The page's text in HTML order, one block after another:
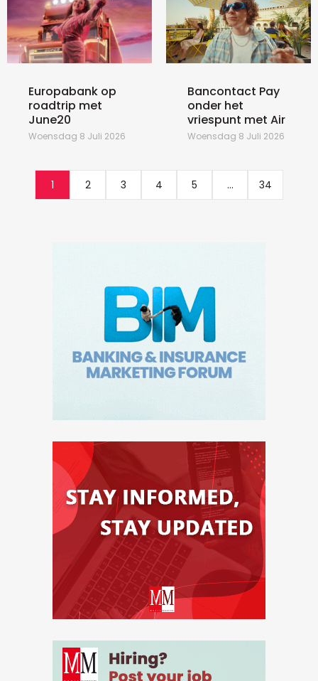
Europabank op
roadtrip met
June20
Woensdag 8 Juli 2026
Bancontact Pay
onder het
vriespunt met Air
Woensdag 8 Juli 2026
1 2 3 4 5 ... 34